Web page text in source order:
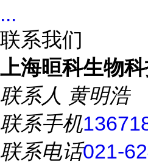
...
联系我们
上海晅科生物
联系人 黄明浩
联系手机
联系电话021-